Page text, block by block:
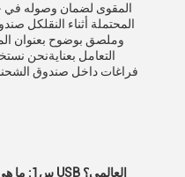
المقوى لضمان وصوله في
المحتملة أثناء النقلكل
وملصق بوضوح بعنوان
التعامل بعنايةنحن
فراغات داخل صندوق
س1: ما هي الأجهزة المتوافقة مع محول الطاقة USB العالمي؟